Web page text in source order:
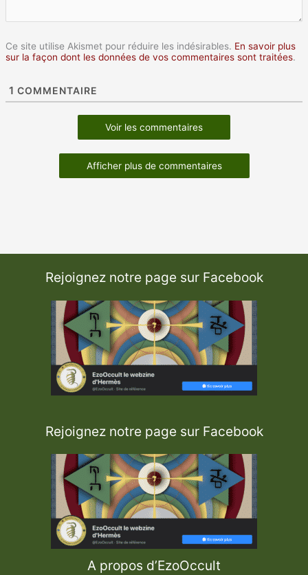
Ce site utilise Akismet pour réduire les indésirables. En savoir plus
sur la façon dont les données de vos commentaires sont traitées.
1 COMMENTAIRE
Voir les commentaires
Afficher plus de commentaires
Rejoignez notre page sur Facebook
Rejoignez notre page sur Facebook
A propos d’EzoOccult